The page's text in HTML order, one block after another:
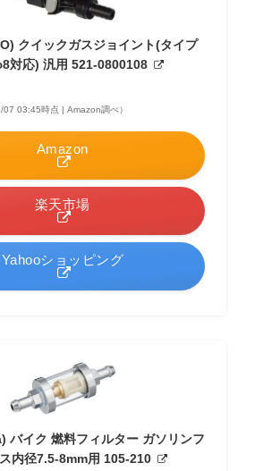
クイックガスジョイント(タイプ
対応) 汎用 521-0800108
07 03:45時点 | Amazon調べ）
Amazon
楽天市場
Yahooショッピング
バイク 燃料フィルター ガソリンフ
内径7.5-8mm用 105-210